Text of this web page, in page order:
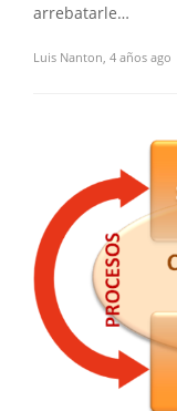
arrebatarle…
Luis Nanton 4 años ago